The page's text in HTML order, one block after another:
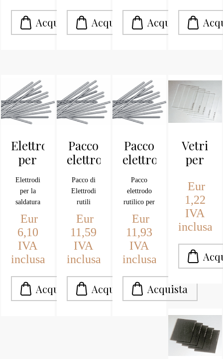
Elettrodi
per
Inox
18/8
mm.2,5
(pz.5)
Elettrodi
per la
saldatura
dell''acciaio
MM.2,5x300
MM
Eur
6,10
IVA
inclusa
Pacco
elettrodi
rutili
da
mm. 2
Pacco di
Elettrodi
rutili
Arcos. Per
la saldatura
normale di
ferri-
acciai.Confezione
mm.2
Eur
11,59
IVA
inclusa
Pacco
elettrodi
rutili
da
mm.
2,5
(Pz.240)
Pacco
elettrodo
rutilico per
saldatura
per
l'impiego
in tutte le
posizioni
Soges
Eur
11,93
IVA
inclusa
Vetri
per
chiari
Eur
1,22
IVA
inclusa